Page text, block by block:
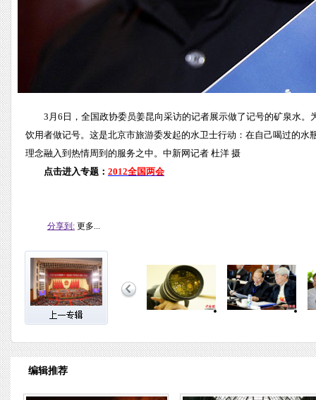
3月6日，全国政协委员姜昆向采访的记者展示做了记号的矿泉水
饮用者做记号。这是北京市旅游委发起的水卫士行动：在自己喝过的
理念融入到热情周到的服务之中。中新网记者 杜洋 摄
点击进入专题： 2012全国两会
分享到: 更多...
编辑推荐